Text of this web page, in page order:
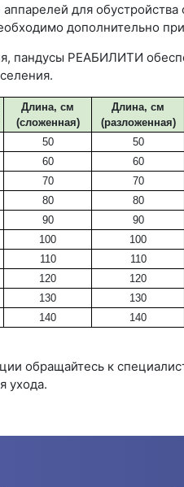
для
дополнительно
пандусы РЕАБИЛИТИ
Длина, см
(сложенная)
Длина, см
(разложенная)
50 50
60 60
70 70
80 80
90 90
100 100
110 110
120 120
130 130
140 140
обращайтесь к
ухода.